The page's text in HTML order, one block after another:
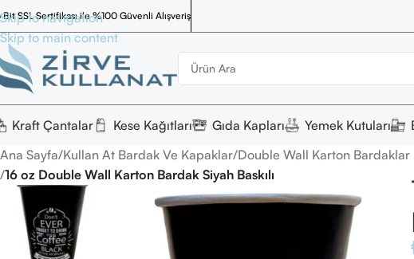
Skip to navigation
Skip to main content
SSL Sertifikası ile %100 Güvenli Alışveriş
Kraft Çantalar Kese Kağıtları Gıda Kapları Yemek Kutuları
Ana Sayfa/Kullan At Bardak Ve Kapaklar/Double Wall Karton Bardaklar
/16 oz Double Wall Karton Bardak Siyah Baskılı